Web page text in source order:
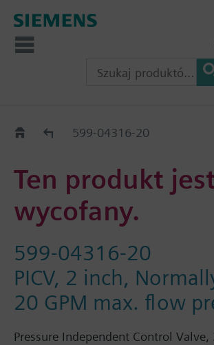
Old2New599-04316-20
Ten produkt
wycofany.
599-04316-20
PICV, 2 inch,
20 GPM max. flow
Pressure Independent Control Valve,